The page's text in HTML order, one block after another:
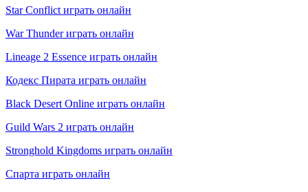
Star Conflict играть онлайн
War Thunder играть онлайн
Lineage 2 Essence играть онлайн
Кодекс Пирата играть онлайн
Black Desert Online играть онлайн
Guild Wars 2 играть онлайн
Stronghold Kingdoms играть онлайн
Спарта играть онлайн